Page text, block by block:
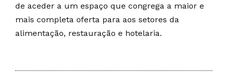
de aceder a um espaço que congrega a maior e
mais completa oferta para aos setores da
alimentação, restauração e hotelaria.